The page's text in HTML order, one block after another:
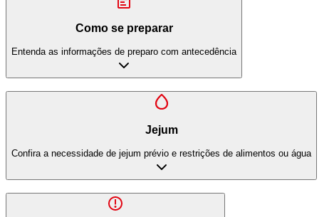
Como se preparar
Entenda as informações de preparo com antecedência
Jejum
Confira a necessidade de jejum prévio e restrições de alimentos ou água